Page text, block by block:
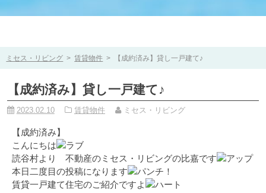
ミセス・リビング > 賃貸物件 > 【成約済み】貸し一戸建て♪
【成約済み】貸し一戸建て♪
2023.02.10 賃貸物件 ミセス・リビング
【成約済み】
こんにちは
読谷村より 不動産のミセス・リビングの比嘉です
本日二度目の投稿になります
賃貸一戸建て住宅のご紹介ですよ